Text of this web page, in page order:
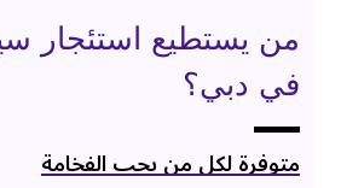
في دبي؟
متوفرة لكل من يحب الفخامة